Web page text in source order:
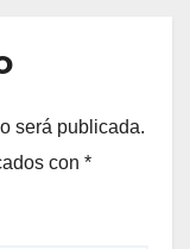
será publicada.
con *